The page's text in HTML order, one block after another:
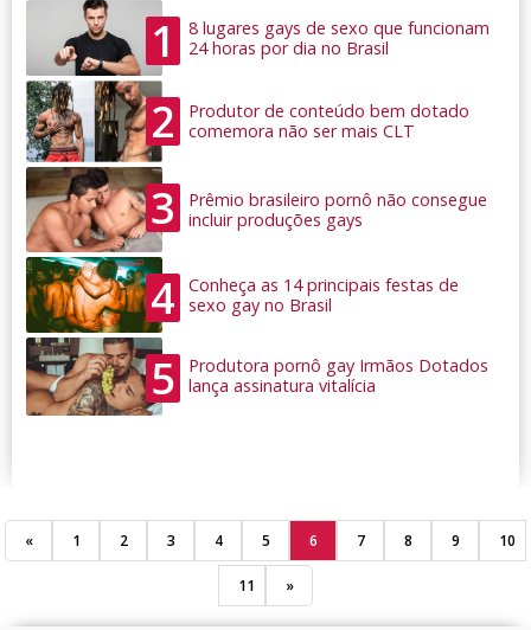
1
8 lugares gays de sexo que funcionam
24 horas por dia no Brasil
2
Produtor de conteúdo bem dotado
comemora não ser mais CLT
3
Prêmio brasileiro pornô não consegue
incluir produções gays
4
Conheça as 14 principais festas de
sexo gay no Brasil
5
Produtora pornô gay Irmãos Dotados
lança assinatura vitalícia
« 1 2 3 4 5 6 7 8 9 10
11 »